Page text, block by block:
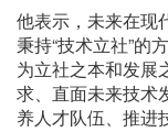
他表示，未来在现
秉持“技术立社”的
为立社之本和发展
求、直面未来技术
养人才队伍、推进